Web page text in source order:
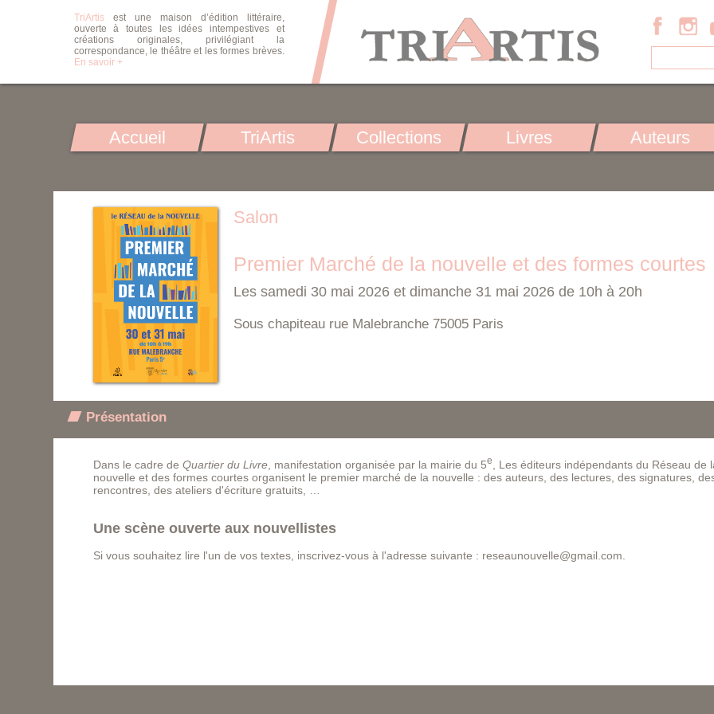
TriArtisest une maison d’édition littéraire,
ouverte à toutes les idées intempestives et
créations originales, privilégiant la
correspondance, le théâtre et les formes brèves.
En savoir +
Accueil TriArtis Collections Livres Auteurs
Salon
Premier Marché de la nouvelle et des formes courtes
Les samedi 30 mai 2026 et dimanche 31 mai 2026 de 10h à 20h
Sous chapiteau rue Malebranche 75005 Paris
Présentation
Dans le cadre deQuartier du Livre , manifestation organisée par la mairie du 5e
, Les éditeurs indépendants du Réseau de
nouvelle et des formes courtes organisent le premier marché de la nouvelle : des auteurs, des lectures, des signatures,
rencontres, des ateliers d'écriture gratuits, …
Une scène ouverte aux nouvellistes
Si vous souhaitez lire l'un de vos textes, inscrivez-vous à l'adresse suivante : reseaunouvelle@gmail.com.